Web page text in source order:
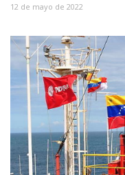
12 de mayo de 2022